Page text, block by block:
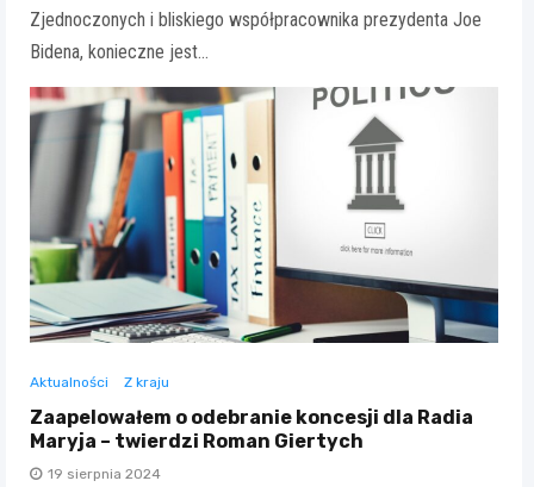
Zjednoczonych i bliskiego współpracownika prezydenta Joe
Bidena, konieczne jest…
Aktualności Z kraju
Zaapelowałem o odebranie koncesji dla Radia
Maryja – twierdzi Roman Giertych
19 sierpnia 2024